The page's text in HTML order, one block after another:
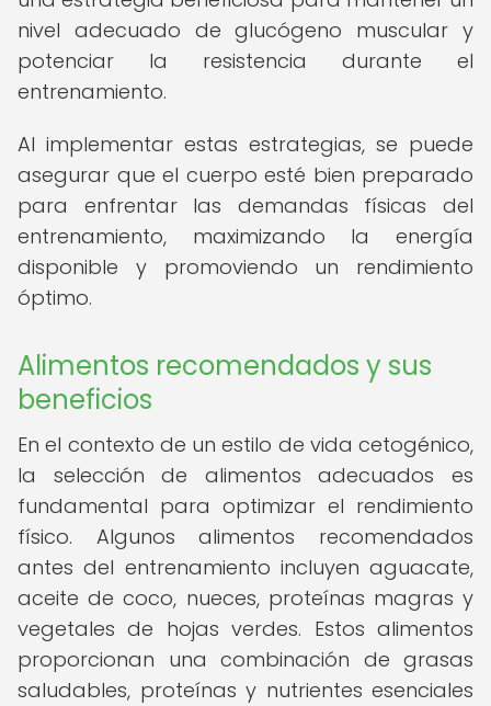
nivel adecuado de glucógeno muscular y
potenciar la resistencia durante el
entrenamiento.
Al implementar estas estrategias, se puede
asegurar que el cuerpo esté bien preparado
para enfrentar las demandas físicas del
entrenamiento, maximizando la energía
disponible y promoviendo un rendimiento
óptimo.
Alimentos recomendados y sus
beneficios
En el contexto de un estilo de vida cetogénico,
la selección de alimentos adecuados es
fundamental para optimizar el rendimiento
físico. Algunos alimentos recomendados
antes del entrenamiento incluyen aguacate,
aceite de coco, nueces, proteínas magras y
vegetales de hojas verdes. Estos alimentos
proporcionan una combinación de grasas
saludables, proteínas y nutrientes esenciales